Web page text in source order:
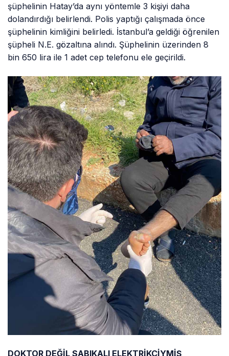
şüphelinin Hatay’da aynı yöntemle 3 kişiyi daha
dolandırdığı belirlendi. Polis yaptığı çalışmada önce
şüphelinin kimliğini belirledi. İstanbul’a geldiği öğrenilen
şüpheli N.E. gözaltına alındı. Şüphelinin üzerinden 8
bin 650 lira ile 1 adet cep telefonu ele geçirildi.
DOKTOR DEĞİL SABIKALI ELEKTRİKÇİYMİŞ